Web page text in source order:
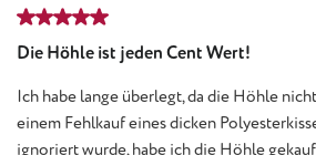
Review with rating of 5 out of 5 stars
Die Höhle ist jeden Cent Wert!
Ich habe lange überlegt, da die Höhle
einem Fehlkauf eines dicken
ignoriert wurde, habe ich die Höhle